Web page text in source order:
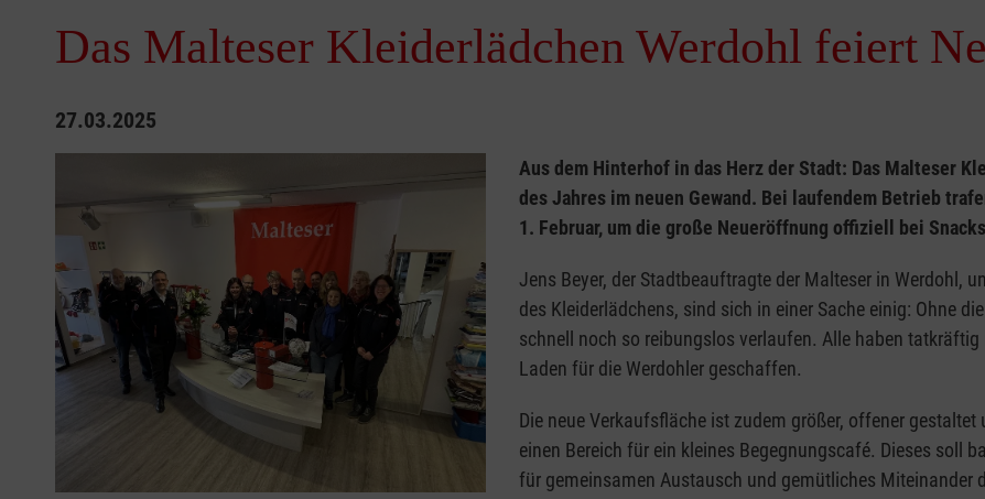
Das Malteser Kleiderlädchen Werdohl feiert
27.03.2025
Aus dem Hinterhof in das Herz der Stadt: Das Malteser
des Jahres im neuen Gewand. Bei laufendem Betrieb
1. Februar, um die große Neueröffnung offiziell bei
Jens Beyer, der Stadtbeauftragte der Malteser in Werdohl,
des Kleiderlädchens, sind sich in einer Sache einig: Ohne
schnell noch so reibungslos verlaufen. Alle haben
Laden für die Werdohler geschaffen.
Die neue Verkaufsfläche ist zudem größer, offener
einen Bereich für ein kleines Begegnungscafé. Dieses soll
für gemeinsamen Austausch und gemütliches Miteinander